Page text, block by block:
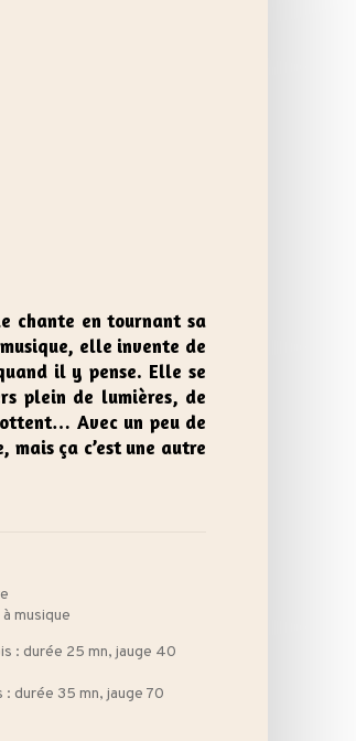
chante en tournant sa
elle invente de
il y pense. Elle se
plein de lumières, de
Avec un peu de
mais ça c’est une autre
musique
: durée 25 mn, jauge 40
: durée 35 mn, jauge 70